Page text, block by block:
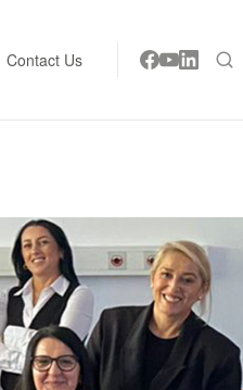
Contact Us